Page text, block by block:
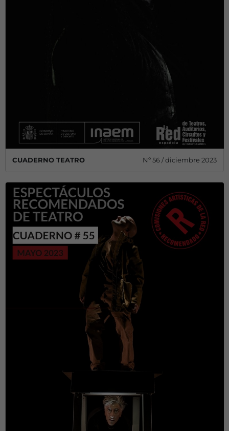
CUADERNO TEATRO Nº 56 / diciembre 2023